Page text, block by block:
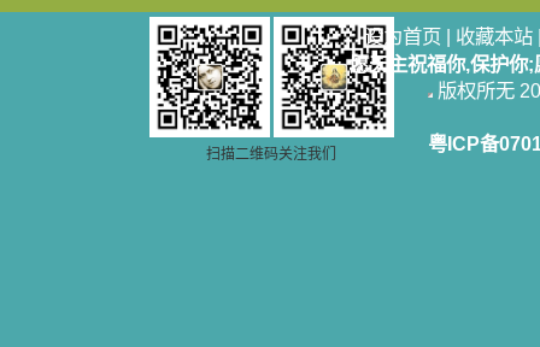
扫描二维码关注我们
设为首页 | 收藏本站
愿天主祝福你,保护你
版权所无
粤ICP备